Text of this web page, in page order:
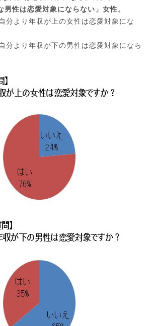
男性は恋愛対象にならない」女性。
分より年収が上の女性は恋愛対象にな
分より年収が下の男性は恋愛対象になら